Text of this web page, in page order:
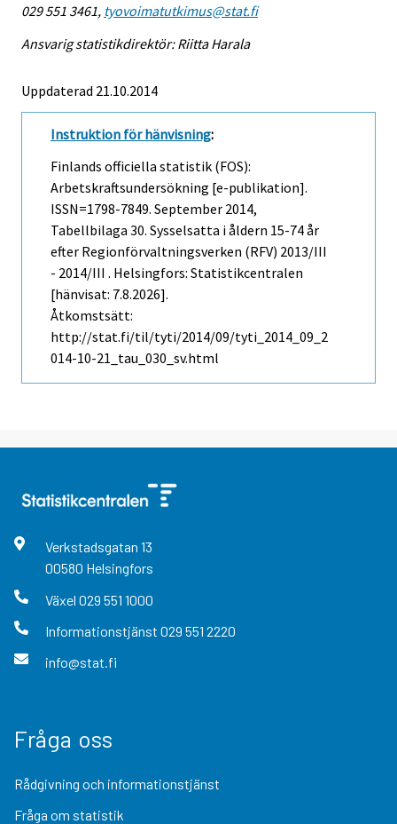
029 551 3461, tyovoimatutkimus@stat.fi
Ansvarig statistikdirektör: Riitta Harala
Uppdaterad 21.10.2014
Instruktion för hänvisning:
Finlands officiella statistik (FOS):
Arbetskraftsundersökning [e-publikation].
ISSN=1798-7849. September 2014,
Tabellbilaga 30. Sysselsatta i åldern 15-74 år
efter Regionförvaltningsverken (RFV) 2013/III
- 2014/III . Helsingfors: Statistikcentralen
[hänvisat: 7.8.2026].
Åtkomstsätt:
http://stat.fi/til/tyti/2014/09/tyti_2014_09_2
014-10-21_tau_030_sv.html
Verkstadsgatan 13
00580 Helsingfors
Växel 029 551 1000
Informationstjänst 029 551 2220
info@stat.fi
Fråga oss
Rådgivning och informationstjänst
Fråga om statistik